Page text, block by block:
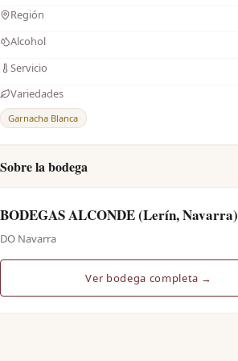
Región
Alcohol
Servicio
Variedades
Garnacha Blanca
Sobre la bodega
BODEGAS ALCONDE (Lerín, Navarra)
DO Navarra
Ver bodega completa →